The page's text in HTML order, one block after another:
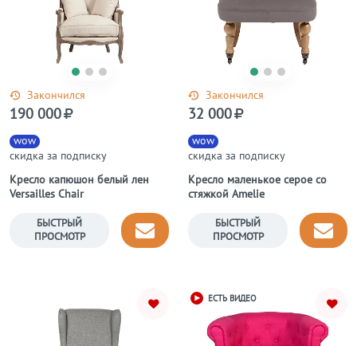
Закончился
Кресло капюшон белый лен
Versailles Chair
wow
скидка за подписку
190 000
БЫСТРЫЙ
ПРОСМОТР
Закончился
Кресло маленькое серое со
стяжкой Amelie
wow
скидка за подписку
32 000
БЫСТРЫЙ
ПРОСМОТР
ЕСТЬ ВИДЕО